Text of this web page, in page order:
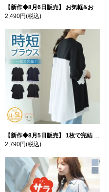
【新作◆8月6日販売】 お気軽&お手軽 選べるデザイン 接触冷感 レイヤード風 コットン トップス | 大きいサイズの通販ならハッピーマリリン
2,490円(税込)
【新作◆8月5日販売】 1枚で完結 袖口＆バック フハク使い トップス | 大きいサイズの通販ならハッピーマリリン
2,790円(税込)